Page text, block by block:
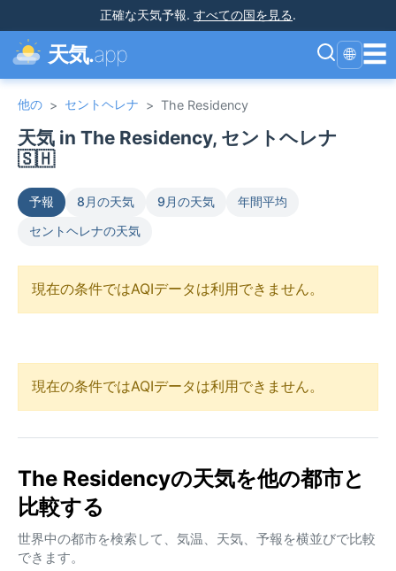
正確な天気予報. すべての国を見る.
天気.app 🌐 ☰
他の > セントヘレナ > The Residency
天気 in The Residency, セントヘレナ
🇸🇭
予報 8月の天気 9月の天気
年間平均
セントヘレナの天気
現在の条件ではAQIデータは利用できません。
現在の条件ではAQIデータは利用できません。
The Residencyの天気を他の都市と
比較する
世界中の都市を検索して、気温、天気、予報を横並びで比較
できます。